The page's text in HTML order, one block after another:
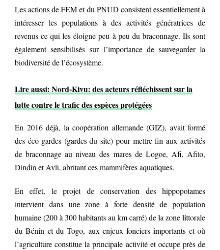
Les actions de FEM et du PNUD consistent essentiellement à
intéresser les populations à des activités génératrices de
revenus ce qui les éloigne peu à peu du braconnage. Ils sont
également sensibilisés sur l’importance de sauvegarder la
biodiversité de l’écosystème.
Lire aussi: Nord-Kivu: des acteurs réfléchissent sur la
lutte contre le trafic des espèces protégées
En 2016 déjà, la coopération allemande (GIZ), avait formé
des éco-gardes (gardes du site) pour mettre fin aux activités
de braconnage au niveau des mares de Logoe, Afi, Afito,
Dindin et Avli, abritant ces mammifères aquatiques.
En effet, le projet de conservation des hippopotames
intervient dans une zone à forte densité de population
humaine (200 à 300 habitants au km carré) de la zone littorale
du Bénin et du Togo, aux enjeux fonciers importants et où
l’agriculture constitue la principale activité et occupe près de